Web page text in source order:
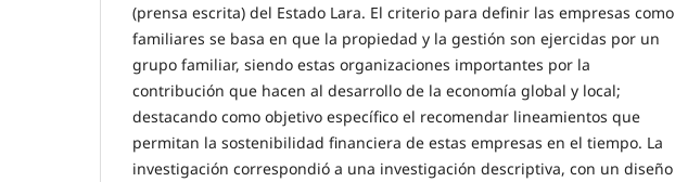
(prensa escrita) del Estado Lara. El criterio para definir las empresas como
familiares se basa en que la propiedad y la gestión son ejercidas por un
grupo familiar, siendo estas organizaciones importantes por la
contribución que hacen al desarrollo de la economía global y local;
destacando como objetivo específico el recomendar lineamientos que
permitan la sostenibilidad financiera de estas empresas en el tiempo. La
investigación correspondió a una investigación descriptiva, con un diseño